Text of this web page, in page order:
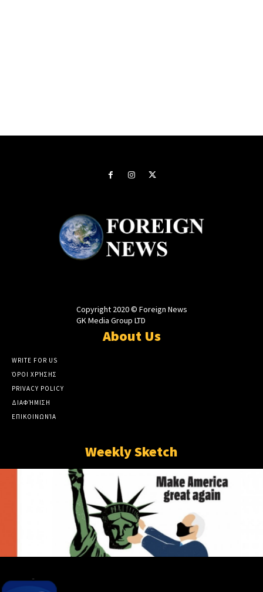
Copyright 2020 © Foreign News
GK Media Group LTD
About Us
WRITE FOR US
ΌΡΟΙ ΧΡΉΣΗΣ
PRIVACY POLICY
ΔΙΑΦΉΜΙΣΗ
ΕΠΙΚΟΙΝΩΝΊΑ
Weekly Sketch